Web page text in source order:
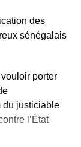
des
sénégalais
porter
du justiciable
l’État